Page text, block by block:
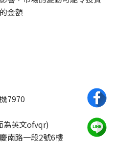
金額
7970
為英文ofvqr)
南路一段2號6樓